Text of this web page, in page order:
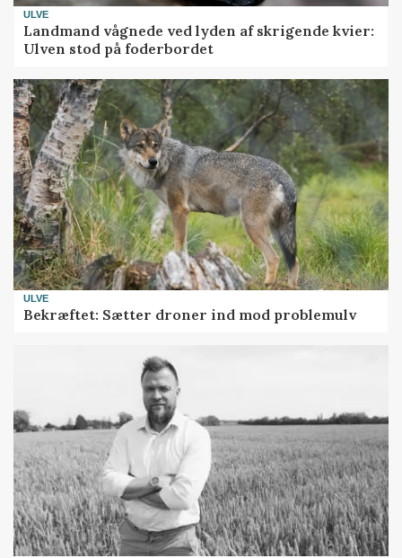
ULVE
Landmand vågnede ved lyden af skrigende kvier:
Ulven stod på foderbordet
ULVE
Bekræftet: Sætter droner ind mod problemulv